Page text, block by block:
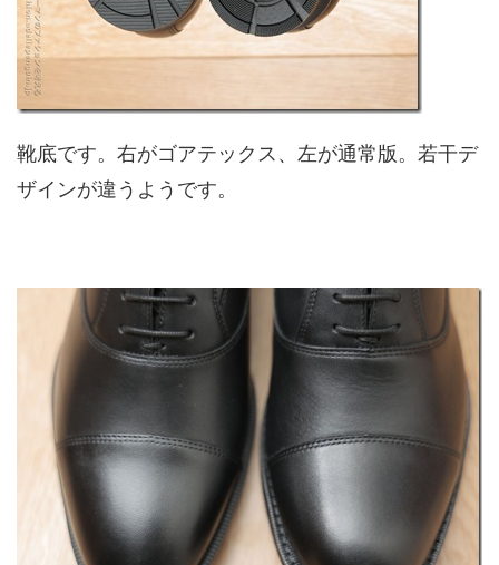
靴底です。右がゴアテックス、左が通常版。若干デ
ザインが違うようです。